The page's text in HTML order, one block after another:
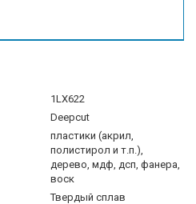
1LX622
Deepcut
пластики (акрил,
полистирол и т.п.),
дерево, мдф, дсп, фанера,
воск
Твердый сплав